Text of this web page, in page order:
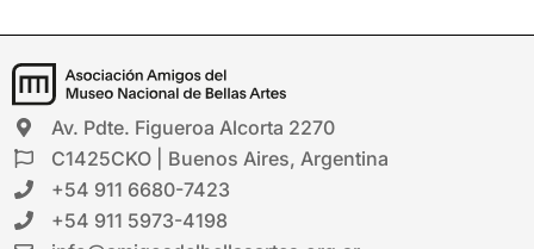
Av. Pdte. Figueroa Alcorta 2270
C1425CKO | Buenos Aires, Argentina
+54 911 6680-7423
+54 911 5973-4198